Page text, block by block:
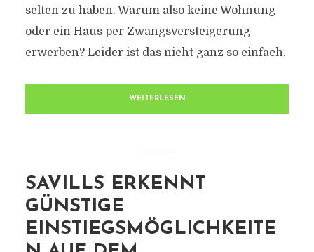
selten zu haben. Warum also keine Wohnung
oder ein Haus per Zwangsversteigerung
erwerben? Leider ist das nicht ganz so einfach.
WEITERLESEN
SAVILLS ERKENNT
GÜNSTIGE
EINSTIEGSMÖGLICHKEITE